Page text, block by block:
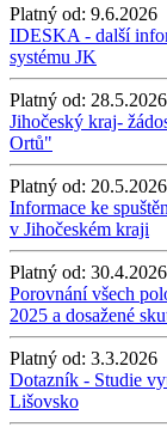
Platný od: 9.6.2026
IDESKA - další
systému JK
Platný od: 28.5.2026
Jihočeský kraj-
Ortů"
Platný od: 20.5.2026
Informace ke
v Jihočeském kraji
Platný od: 30.4.2026
Porovnání všech
2025 a dosažené
Platný od: 3.3.2026
Dotazník - Studie
Lišovsko